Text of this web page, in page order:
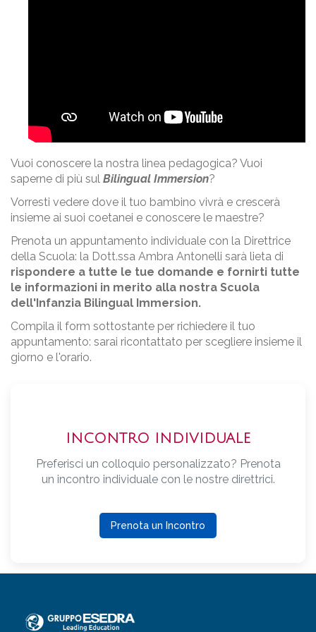
Vuoi conoscere la nostra linea pedagogica? Vuoi
saperne di più sul Bilingual Immersion?
Vorresti vedere dove il tuo bambino vivrà e crescerà
insieme ai suoi coetanei e conoscere le maestre?
Prenota un appuntamento individuale con la Direttrice
della Scuola: la Dott.ssa Ambra Antonelli sarà lieta di
rispondere a tutte le tue domande e fornirti tutte
le informazioni in merito alla nostra Scuola
dell'Infanzia Bilingual Immersion.
Compila il form sottostante per richiedere il tuo
appuntamento: sarai ricontattato per scegliere insieme il
giorno e l'orario.
INCONTRO INDIVIDUALE
Preferisci un colloquio personalizzato? Prenota
un incontro individuale con le nostre direttrici.
Prenota un Incontro